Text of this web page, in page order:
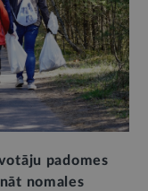
padomes
nomales